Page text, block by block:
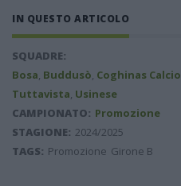
IN QUESTO ARTICOLO
SQUADRE:
Bosa, Buddusò, Coghinas Calcio
Tuttavista, Usinese
CAMPIONATO: Promozione
STAGIONE: 2024/2025
TAGS: Promozione Girone B